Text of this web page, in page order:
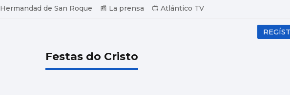
Hermandad de San Roque 📰 La prensa 📺 Atlántico TV
Festas do Cristo